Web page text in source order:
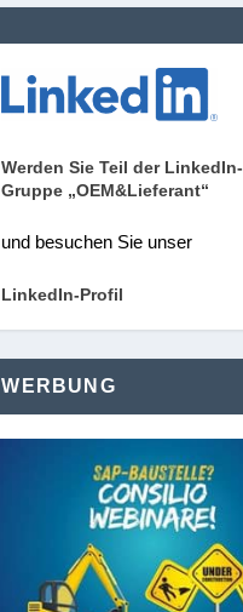
Werden Sie Teil der LinkedIn-
Gruppe „OEM&Lieferant“
und besuchen Sie unser
LinkedIn-Profil
WERBUNG